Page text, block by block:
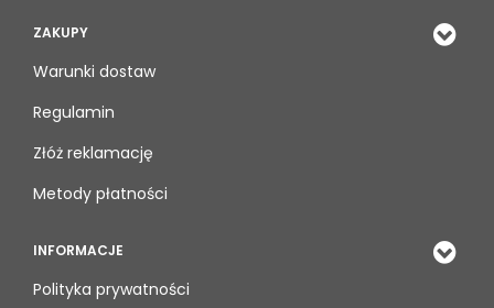
ZAKUPY
Warunki dostaw
Regulamin
Złóż reklamację
Metody płatności
INFORMACJE
Polityka prywatności